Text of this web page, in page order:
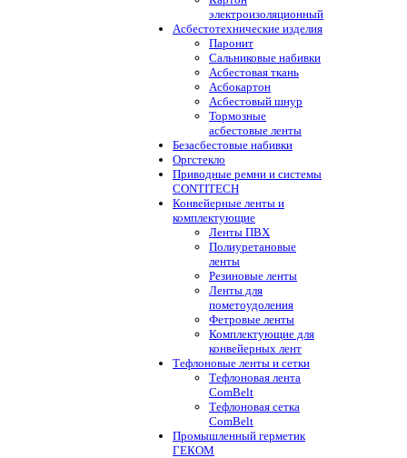
электроизоляционный
Асбестотехнические изделия
Паронит
Сальниковые набивки
Асбестовая ткань
Асбокартон
Асбестовый шнур
Тормозные
асбестовые ленты
Безасбестовые набивки
Оргстекло
Приводные ремни и системы
CONTITECH
Конвейерные ленты и
комплектующие
Ленты ПВХ
Полиуретановые
ленты
Резиновые ленты
Ленты для
пометоудоления
Фетровые ленты
Комплектующие для
конвейерных лент
Тефлоновые ленты и сетки
Тефлоновая лента
ComBelt
Тефлоновая сетка
ComBelt
Промышленный герметик
ГЕКОМ